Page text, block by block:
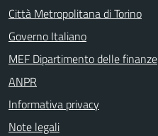
Città Metropolitana di Torino
Governo Italiano
MEF Dipartimento delle finanze
ANPR
Informativa privacy
Note legali